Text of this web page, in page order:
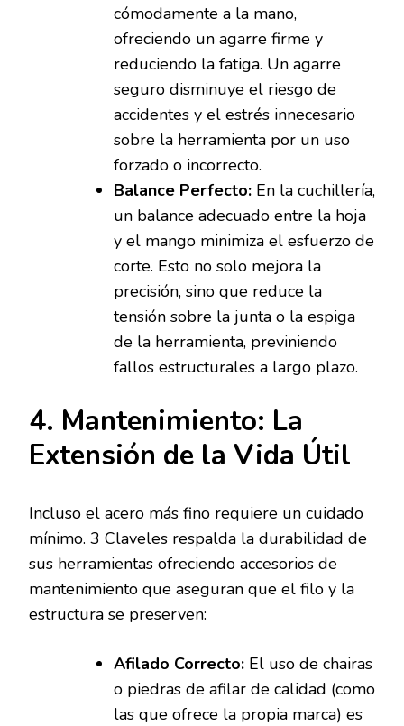
cómodamente a la mano,
ofreciendo un agarre firme y
reduciendo la fatiga. Un agarre
seguro disminuye el riesgo de
accidentes y el estrés innecesario
sobre la herramienta por un uso
forzado o incorrecto.
Balance Perfecto: En la cuchillería,
un balance adecuado entre la hoja
y el mango minimiza el esfuerzo de
corte. Esto no solo mejora la
precisión, sino que reduce la
tensión sobre la junta o la espiga
de la herramienta, previniendo
fallos estructurales a largo plazo.
4. Mantenimiento: La
Extensión de la Vida Útil
Incluso el acero más fino requiere un cuidado
mínimo. 3 Claveles respalda la durabilidad de
sus herramientas ofreciendo accesorios de
mantenimiento que aseguran que el filo y la
estructura se preserven:
Afilado Correcto: El uso de chairas
o piedras de afilar de calidad (como
las que ofrece la propia marca) es